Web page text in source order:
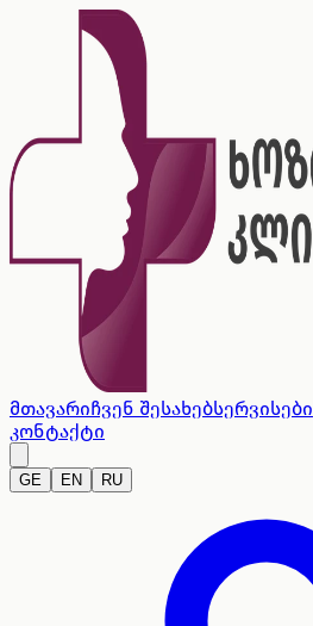
მთავარიჩვენ შესახებსერვისები
კონტაქტი
GE EN RU